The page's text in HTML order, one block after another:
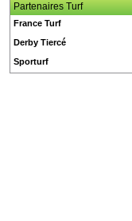
Partenaires Turf
France Turf
Derby Tiercé
Sporturf